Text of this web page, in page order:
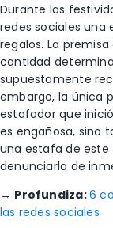
Durante las
redes sociales
regalos. La
cantidad
supuestamente
embargo, la única
estafador que
es engañosa, sino
una estafa de este
denunciarla de
→ Profundiza:6
las redes sociales